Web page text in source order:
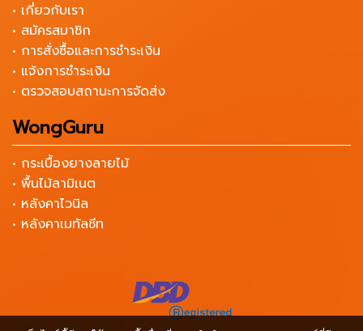
• เกี่ยวกับเรา
• สมัครสมาชิก
• การสั่งซื้อและการชำระเงิน
• แจ้งการชำระเงิน
• ตรวจสอบสถานะการจัดส่ง
WongGuru
• กระเบื้องยางลายไม้
• พื้นไม้ลามิเนต
• หลังคาไวนิล
• หลังคาเมทัลชีท